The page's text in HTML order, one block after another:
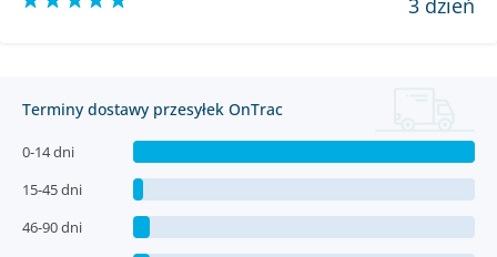
3 dzień
Terminy dostawy przesyłek OnTrac
0-14 dni
15-45 dni
46-90 dni